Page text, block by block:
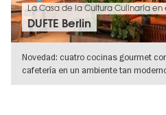
La Casa de la Cultura Culinaria en
DUFTE Berlin
Novedad: cuatro cocinas gourmet
cafetería en un ambiente tan